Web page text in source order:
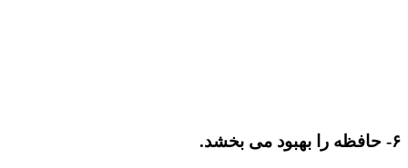
۶- حافظه را بهبود می بخشد.